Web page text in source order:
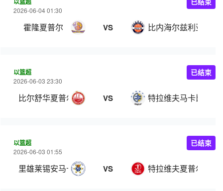
2026-06-04 01:30
霍隆夏普尔 VS 比内海尔兹利亚
以篮超
2026-06-03 23:30
比尔舒华夏普尔 VS 特拉维夫马卡比
已结束
以篮超
2026-06-03 01:55
里雄莱锡安马卡比 VS 特拉维夫夏普尔
已结束